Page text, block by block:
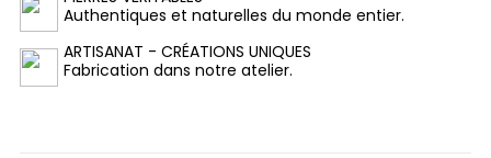
Authentiques et naturelles du monde entier.
ARTISANAT - CRÉATIONS UNIQUES
Fabrication dans notre atelier.